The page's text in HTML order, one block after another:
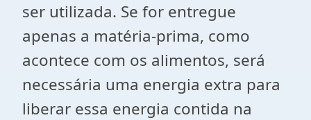
ser utilizada. Se for entregue
apenas a matéria-prima, como
acontece com os alimentos, será
necessária uma energia extra para
liberar essa energia contida na